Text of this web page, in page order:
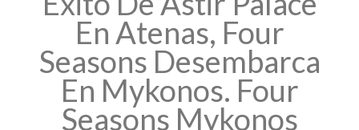
En Atenas, Four
Seasons Desembarca
En Mykonos. Four
Seasons Mykonos